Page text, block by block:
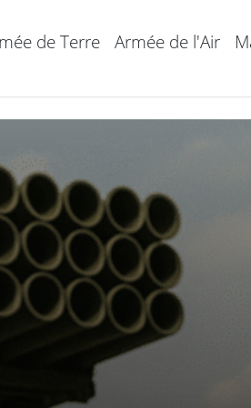
de Terre Armée de l'Air